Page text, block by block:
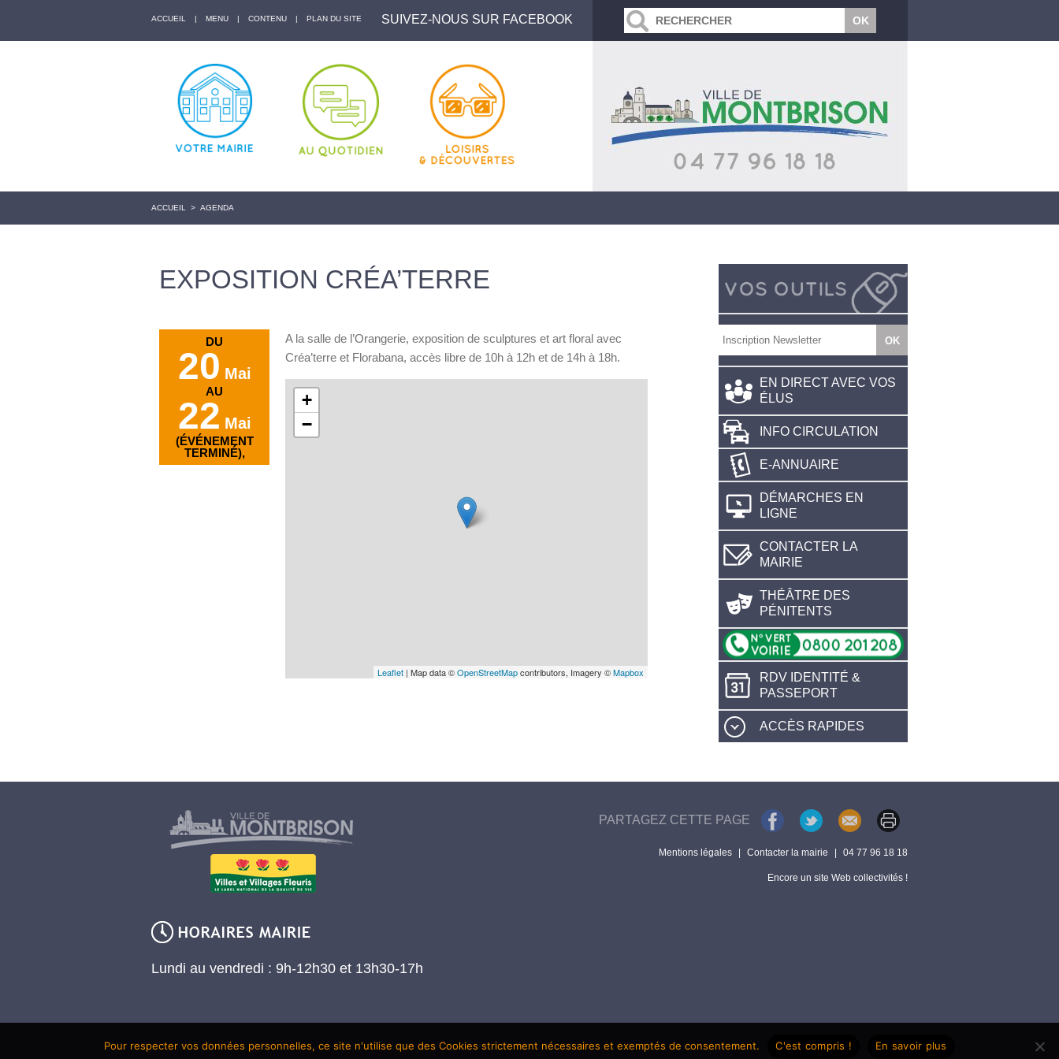
ACCUEIL | MENU | CONTENU | PLAN DU SITE SUIVEZ-NOUS SUR FACEBOOK
ACCUEIL > AGENDA
EXPOSITION CRÉA’TERRE
DU
20 Mai
AU
22 Mai
(ÉVÉNEMENT
TERMINÉ),
A la salle de l’Orangerie, exposition de sculptures et art floral avec
Créa’terre et Florabana, accès libre de 10h à 12h et de 14h à 18h.
+
−
Leaflet | Map data ©OpenStreetMapcontributors, Imagery ©Mapbox
EN DIRECT AVEC VOS
ÉLUS
INFO CIRCULATION
E-ANNUAIRE
DÉMARCHES EN
LIGNE
CONTACTER LA
MAIRIE
THÉÂTRE DES
PÉNITENTS
RDV IDENTITÉ &
PASSEPORT
ACCÈS RAPIDES
Lundi au vendredi : 9h-12h30 et 13h30-17h
PARTAGEZ CETTE PAGE
Mentions légales Contacter la mairie 04 77 96 18 18
Encore un site Web collectivités !
Pour respecter vos données personnelles, ce site n'utilise que des Cookies strictement nécessaires et exemptés de consentement. C'est compris ! En savoir plus